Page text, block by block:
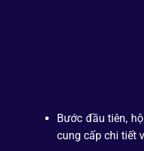
Bước đầu tiên,
cung cấp chi tiết